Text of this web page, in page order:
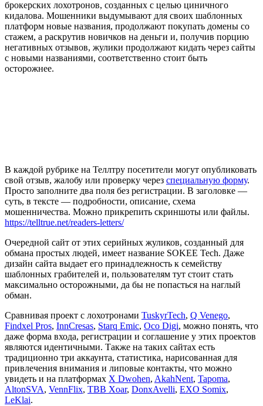
брокерских лохотронов, созданных с целью циничного
кидалова. Мошенники выдумывают для своих шаблонных
платформ новые названия, продолжают покупать домены со
стажем, а раскрутив новичков на деньги и, получив порцию
негативных отзывов, жулики продолжают кидать через сайты
с новыми названиями, соответственно стоит быть
осторожнее.
В каждой рубрике на Теллтру посетители могут опубликовать
свой отзыв, жалобу или проверку через специальную форму.
Просто заполните два поля без регистрации. В заголовке —
суть, в тексте — подробности, описание, схема
мошенничества. Можно прикрепить скриншоты или файлы.
https://telltrue.net/readers-letters/
Очередной сайт от этих серийных жуликов, созданный для
обмана простых людей, имеет название SOKEE Tech. Даже
дизайн сайта выдает его принадлежность к семейству
шаблонных грабителей и, пользователям тут стоит стать
максимально осторожными, да бы не попасться на наглый
обман.
Сравнивая проект с лохотронами TuskyrTech, Q Venego,
Findxel Pros, InnCresas, Starq Emic, Oco Digi, можно понять, что
даже форма входа, регистрации и соглашение у этих проектов
являются идентичными. Также на таких сайтах есть
традиционно три аккаунта, статистика, нарисованная для
привлечения внимания и липовые контакты, что можно
увидеть и на платформах X Dwohen, AkahNent, Tapoma,
AltonSVA, VennFlix, TBB Xoar, DonxAvelli, EXO Somix,
LeKlai.